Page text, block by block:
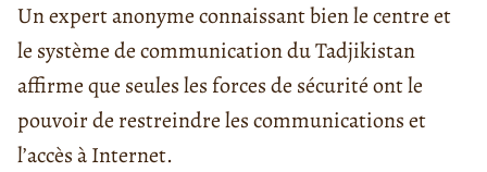
Un expert anonyme connaissant bien le centre et
le système de communication du Tadjikistan
affirme que seules les forces de sécurité ont le
pouvoir de restreindre les communications et
l’accès à Internet.